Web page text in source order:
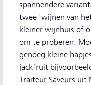
spannendere
twee 'wijnen van
kleiner wijnhuis of
om te proberen.
genoeg kleine
jackfruit
Traiteur Saveurs uit